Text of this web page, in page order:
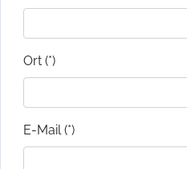
Ort (*)
E-Mail (*)